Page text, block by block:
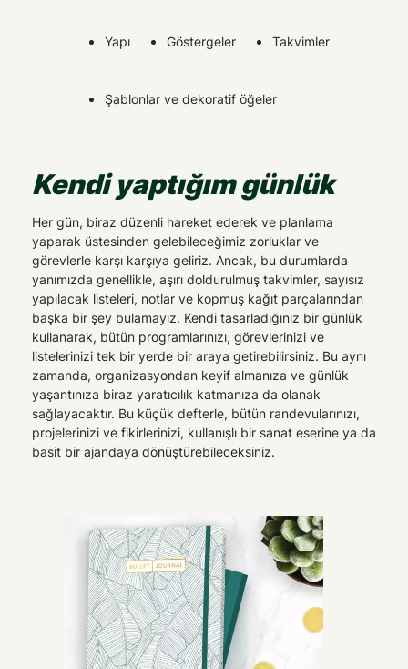
Yapı Göstergeler Takvimler
Şablonlar ve dekoratif öğeler
Kendi yaptığım günlük
Her gün, biraz düzenli hareket ederek ve planlama
yaparak üstesinden gelebileceğimiz zorluklar ve
görevlerle karşı karşıya geliriz. Ancak, bu durumlarda
yanımızda genellikle, aşırı doldurulmuş takvimler, sayısız
yapılacak listeleri, notlar ve kopmuş kağıt parçalarından
başka bir şey bulamayız. Kendi tasarladığınız bir günlük
kullanarak, bütün programlarınızı, görevlerinizi ve
listelerinizi tek bir yerde bir araya getirebilirsiniz. Bu aynı
zamanda, organizasyondan keyif almanıza ve günlük
yaşantınıza biraz yaratıcılık katmanıza da olanak
sağlayacaktır. Bu küçük defterle, bütün randevularınızı,
projelerinizi ve fikirlerinizi, kullanışlı bir sanat eserine ya da
basit bir ajandaya dönüştürebileceksiniz.